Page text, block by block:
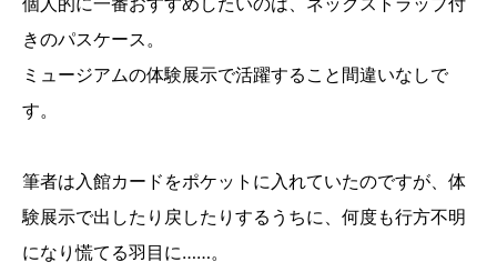
きのパスケース。
ミュージアムの体験展示で活躍すること間違いなしで
す。
筆者は入館カードをポケットに入れていたのですが、体
験展示で出したり戻したりするうちに、何度も行方不明
になり慌てる羽目に……。